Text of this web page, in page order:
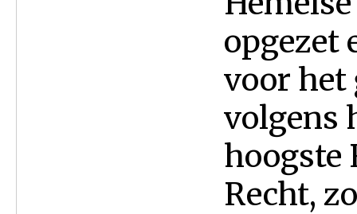
opgezet
voor het
volgens
hoogste
Recht,